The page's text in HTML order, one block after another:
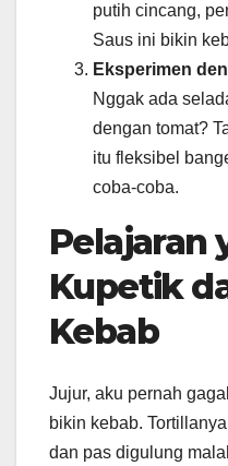
putih cincang,
Saus ini bikin
Eksperimen
Nggak ada
dengan tomat?
itu fleksibel
coba-coba.
Pelajaran
Kupetik
Kebab
Jujur, aku pernah
bikin kebab.
dan pas digulung